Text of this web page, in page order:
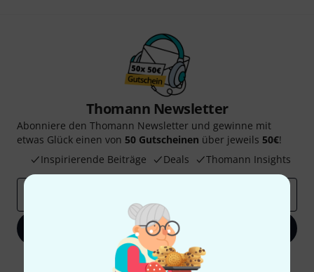
Thomann Newsletter
Abonniere den Thomann Newsletter und gewinne mit
etwas Glück einen von 50 Gutscheinen über jeweils 50€!
Inspirierende Beiträge
Deals Thomann Insights
Jetzt anmelden
Mit Klick auf „Jetzt anmelden“ stimmen Sie dem Erhalt von E-Mail-